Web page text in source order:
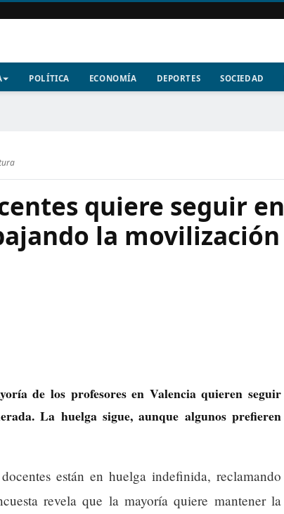
POLÍTICA ECONOMÍA DEPORTES SOCIEDAD
quiere seguir en
la movilización
de los profesores en Valencia quieren seguir
La huelga sigue, aunque algunos prefieren
están en huelga indefinida, reclamando
revela que la mayoría quiere mantener la